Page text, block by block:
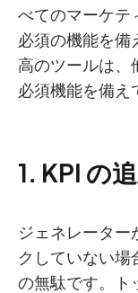
べてのマーケテ
必須の機能を備
高のツールは、
必須機能を備え
1. KPI の
ジェネレーター
クしていない場
の無駄です。ト